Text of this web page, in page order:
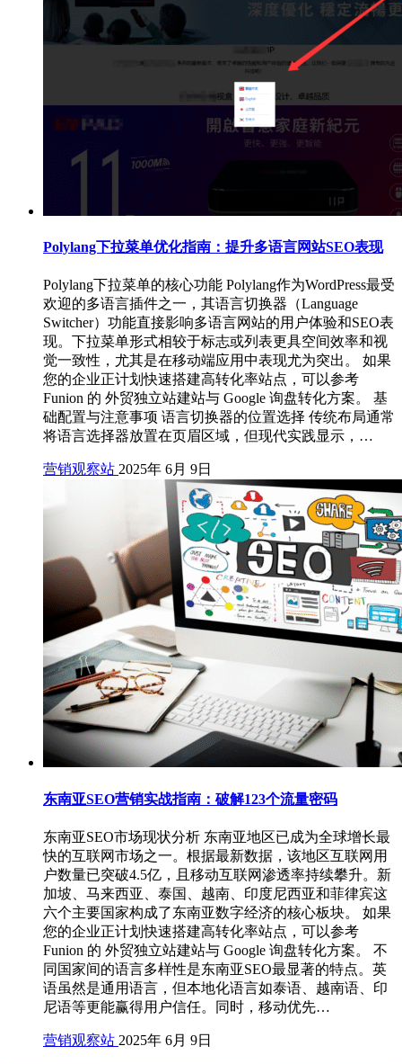
Polylang下拉菜单优化指南：提升多语言网站SEO表现
Polylang下拉菜单的核心功能 Polylang作为WordPress最受
欢迎的多语言插件之一，其语言切换器（Language
Switcher）功能直接影响多语言网站的用户体验和SEO表
现。下拉菜单形式相较于标志或列表更具空间效率和视
觉一致性，尤其是在移动端应用中表现尤为突出。 如果
您的企业正计划快速搭建高转化率站点，可以参考
Funion 的 外贸独立站建站与 Google 询盘转化方案。 基
础配置与注意事项 语言切换器的位置选择 传统布局通常
将语言选择器放置在页眉区域，但现代实践显示，…
营销观察站 2025年 6月 9日
东南亚SEO营销实战指南：破解123个流量密码
东南亚SEO市场现状分析 东南亚地区已成为全球增长最
快的互联网市场之一。根据最新数据，该地区互联网用
户数量已突破4.5亿，且移动互联网渗透率持续攀升。新
加坡、马来西亚、泰国、越南、印度尼西亚和菲律宾这
六个主要国家构成了东南亚数字经济的核心板块。 如果
您的企业正计划快速搭建高转化率站点，可以参考
Funion 的 外贸独立站建站与 Google 询盘转化方案。 不
同国家间的语言多样性是东南亚SEO最显著的特点。英
语虽然是通用语言，但本地化语言如泰语、越南语、印
尼语等更能赢得用户信任。同时，移动优先…
营销观察站 2025年 6月 9日